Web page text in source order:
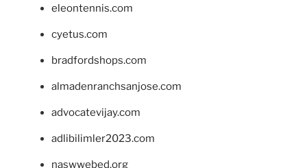
eleontennis.com
cyetus.com
bradfordshops.com
almadenranchsanjose.com
advocatevijay.com
adlibilimler2023.com
naswwebed.org